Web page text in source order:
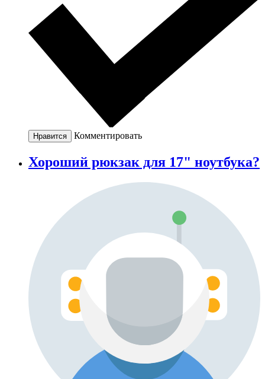
Нравится Комментировать
Хороший рюкзак для 17" ноутбука?